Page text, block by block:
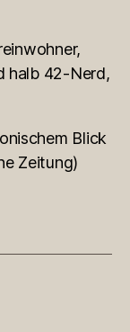
halb 42-Nerd,
Blick
Zeitung)